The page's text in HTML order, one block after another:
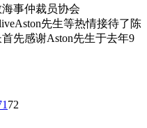
事仲裁员协会
先生等热情接待了陈
先感谢Aston先生于去年9
72